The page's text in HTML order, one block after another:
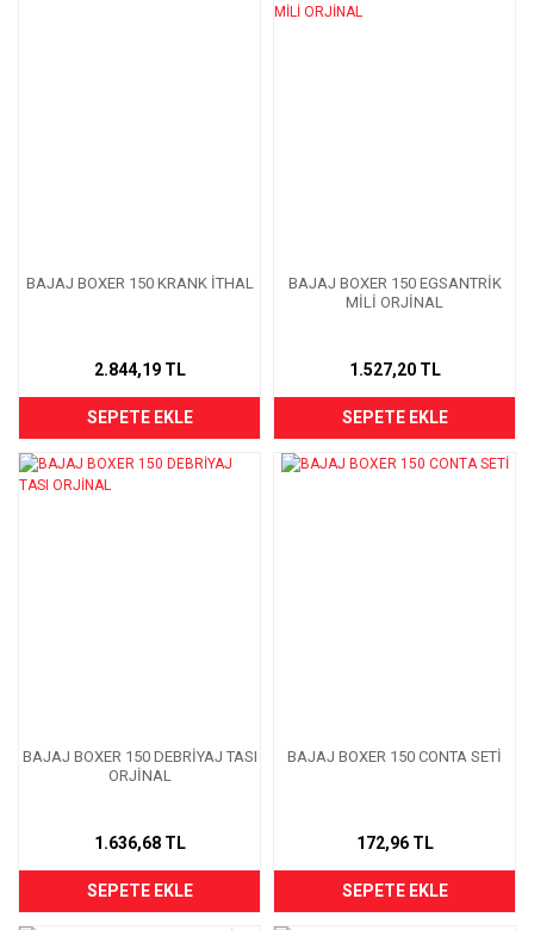
BAJAJ BOXER 150 KRANK İTHAL
2.844,19 TL
SEPETE EKLE
BAJAJ BOXER 150 EGSANTRİK
MİLİ ORJİNAL
1.527,20 TL
SEPETE EKLE
BAJAJ BOXER 150 DEBRİYAJ TASI
ORJİNAL
1.636,68 TL
SEPETE EKLE
BAJAJ BOXER 150 CONTA SETİ
172,96 TL
SEPETE EKLE